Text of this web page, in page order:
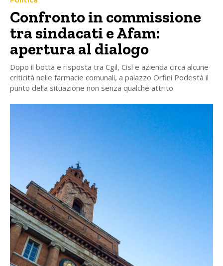
Confronto in commissione
tra sindacati e Afam:
apertura al dialogo
Dopo il botta e risposta tra Cgil, Cisl e azienda circa alcune
criticità nelle farmacie comunali, a palazzo Orfini Podestà il
punto della situazione non senza qualche attrito